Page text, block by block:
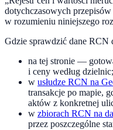
dotychczasowych przepisów
w rozumieniu niniejszego
Gdzie sprawdzić dane RCN
na tej stronie —
i ceny według dzielnic;
w usłudze RCN na
transakcje po mapie,
aktów z konkretnej
w zbiorach RCN na
przez poszczególne